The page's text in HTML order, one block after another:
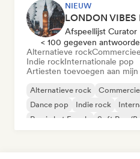
NIEUW
LONDON VIBES
Afspeellijst Curator
< 100 gegeven
Alternatieve rock
Indie rockInternationale pop
Artiesten toevoegen aan
Alternatieve rock
Dance pop
Indie rock
Rap in het Engels
Soft Pop/